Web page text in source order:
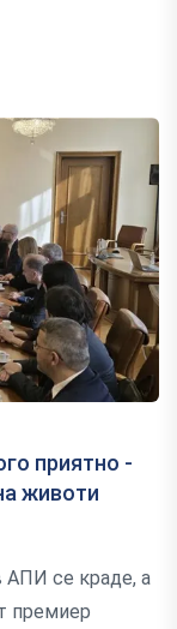
приятно -
животи
АПИ се краде, а
премиер